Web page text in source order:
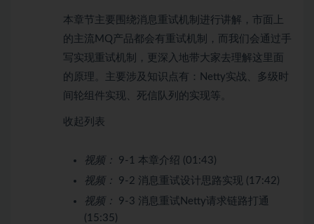
本章节主要围绕消息重试机制进行讲解，市面上
的主流MQ产品都会有重试机制，而我们会通过手
写实现重试机制，更深入地带大家去理解这里面
的原理。主要涉及知识点有：Netty实战、多级时
间轮组件实现、死信队列的实现等。
收起列表
视频：
9-1 本章介绍 (01:43)
视频：
9-2 消息重试设计思路实现 (17:42)
视频：
9-3 消息重试Netty请求链路打通
(15:35)